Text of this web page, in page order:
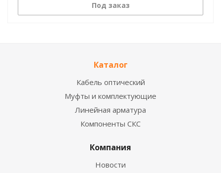
Под заказ
Каталог
Кабель оптический
Муфты и комплектующие
Линейная арматура
Компоненты СКС
Компания
Новости